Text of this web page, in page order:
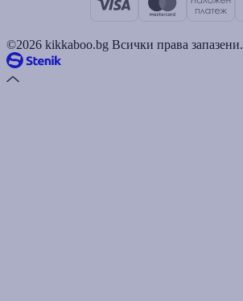
©2026 kikkaboo.bg Всички права запазени.